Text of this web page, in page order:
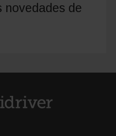
novedades de